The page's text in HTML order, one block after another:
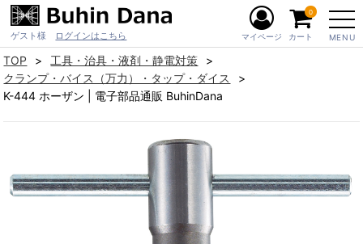
ゲスト様 ログインはこちら MENU
マイページ カート
0
TOP
工具・治具・液剤・静電対策
クランプ・バイス（万力）・タップ・ダイス
K-444 ホーザン | 電子部品通販 BuhinDana